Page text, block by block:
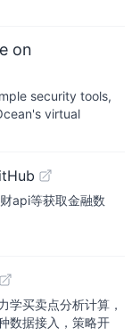
on
security tools,
virtual
api等获取金融数
买卖点分析计算，
数据接入，策略开